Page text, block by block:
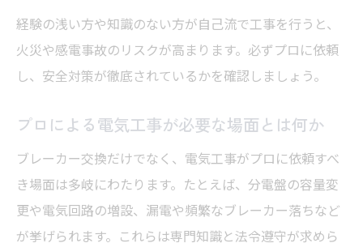
経験の浅い方や知識のない方が自己流で工事を行うと、
火災や感電事故のリスクが高まります。必ずプロに依頼
し、安全対策が徹底されているかを確認しましょう。
プロによる電気工事が必要な場面とは何か
ブレーカー交換だけでなく、電気工事がプロに依頼すべ
き場面は多岐にわたります。たとえば、分電盤の容量変
更や電気回路の増設、漏電や頻繁なブレーカー落ちなど
が挙げられます。これらは専門知識と法令遵守が求めら